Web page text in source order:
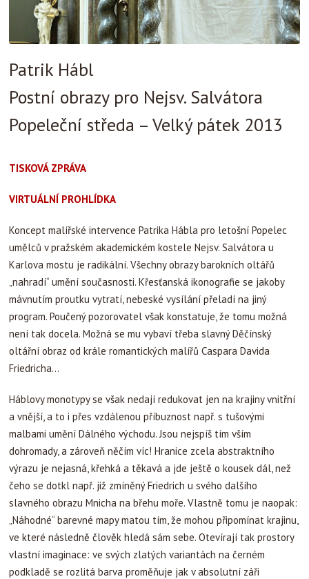
Patrik Hábl
Postní obrazy pro Nejsv. Salvátora
Popeleční středa – Velký pátek 2013
TISKOVÁ ZPRÁVA
VIRTUÁLNÍ PROHLÍDKA
Koncept malířské intervence Patrika Hábla pro letošní Popelec
umělců v pražském akademickém kostele Nejsv. Salvátora u
Karlova mostu je radikální. Všechny obrazy barokních oltářů
„nahradí“ umění současnosti. Křesťanská ikonografie se jakoby
mávnutím proutku vytratí, nebeské vysílání přeladí na jiný
program. Poučený pozorovatel však konstatuje, že tomu možná
není tak docela. Možná se mu vybaví třeba slavný Děčínský
oltářní obraz od krále romantických malířů Caspara Davida
Friedricha…
Háblovy monotypy se však nedají redukovat jen na krajiny vnitřní
a vnější, a to i přes vzdálenou příbuznost např. s tušovými
malbami umění Dálného východu. Jsou nejspíš tím vším
dohromady, a zároveň něčím víc! Hranice zcela abstraktního
výrazu je nejasná, křehká a těkavá a jde ještě o kousek dál, než
čeho se dotkl např. již zmíněný Friedrich u svého dalšího
slavného obrazu Mnicha na břehu moře. Vlastně tomu je naopak:
„Náhodné“ barevné mapy matou tím, že mohou připomínat krajinu,
ve které následně člověk hledá sám sebe. Otevírají tak prostory
vlastní imaginace: ve svých zlatých variantách na černém
podkladě se rozlitá barva proměňuje jak v absolutní záři